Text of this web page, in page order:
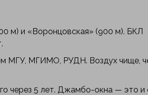
м) и «Воронцовская» (900 м). БКЛ
МГУ, МГИМО, РУДН. Воздух чище,
через 5 лет. Джамбо-окна — это и